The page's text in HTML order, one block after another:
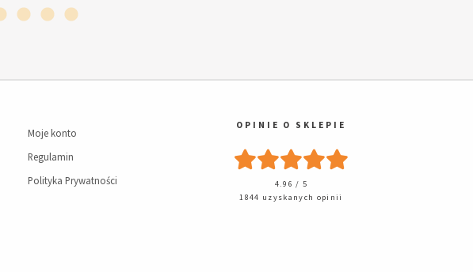
Moje konto
Regulamin
Polityka Prywatności
OPINIE O SKLEPIE
4.96 / 5
1844 uzyskanych opinii